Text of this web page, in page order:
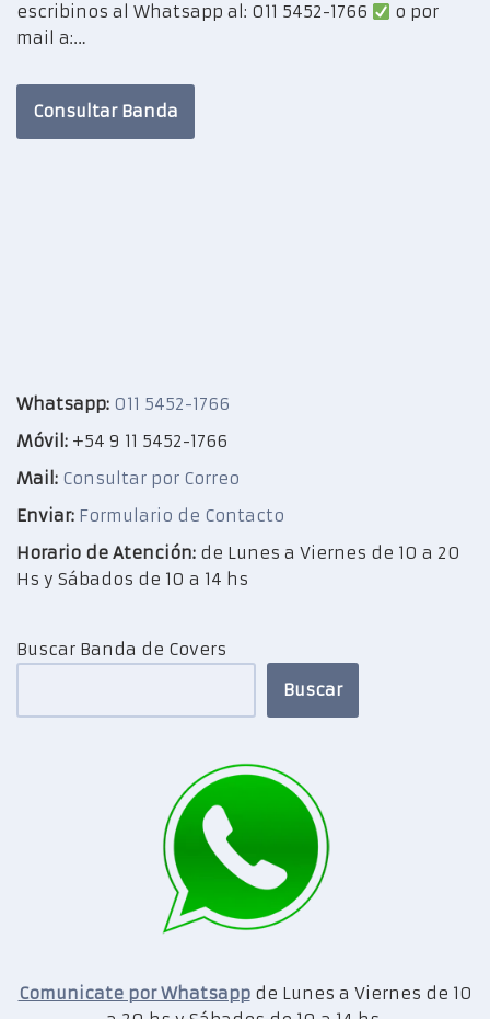
escribinos al Whatsapp al: 011 5452-1766
o por
mail a:…
Consultar Banda
Whatsapp: 011 5452-1766
Móvil: +54 9 11 5452-1766
Mail: Consultar por Correo
Enviar: Formulario de Contacto
Horario de Atención: de Lunes a Viernes de 10 a 20
Hs y Sábados de 10 a 14 hs
Buscar Banda de Covers
Buscar
Comunicate por Whatsappde Lunes a Viernes de 10